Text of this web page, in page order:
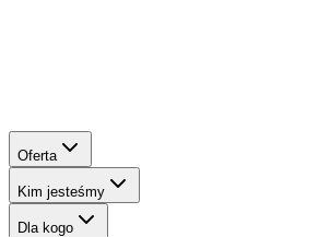
Oferta
Kim jesteśmy
Dla kogo